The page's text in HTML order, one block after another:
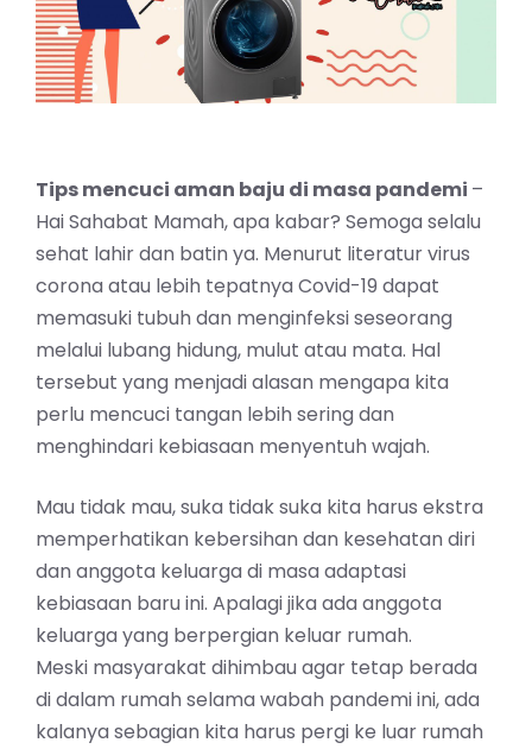
Tips mencuci aman baju di masa pandemi –
Hai Sahabat Mamah, apa kabar? Semoga selalu
sehat lahir dan batin ya. Menurut literatur virus
corona atau lebih tepatnya Covid-19 dapat
memasuki tubuh dan menginfeksi seseorang
melalui lubang hidung, mulut atau mata. Hal
tersebut yang menjadi alasan mengapa kita
perlu mencuci tangan lebih sering dan
menghindari kebiasaan menyentuh wajah.
Mau tidak mau, suka tidak suka kita harus ekstra
memperhatikan kebersihan dan kesehatan diri
dan anggota keluarga di masa adaptasi
kebiasaan baru ini. Apalagi jika ada anggota
keluarga yang berpergian keluar rumah.
Meski masyarakat dihimbau agar tetap berada
di dalam rumah selama wabah pandemi ini, ada
kalanya sebagian kita harus pergi ke luar rumah